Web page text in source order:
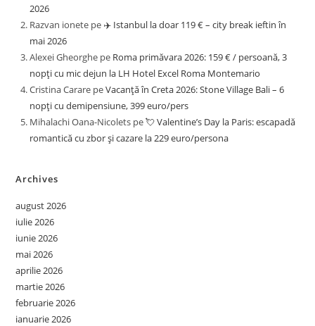
2026
Razvan ionete pe ✈️ Istanbul la doar 119 € – city break ieftin în
mai 2026
Alexei Gheorghe pe Roma primăvara 2026: 159 € / persoană, 3
nopți cu mic dejun la LH Hotel Excel Roma Montemario
Cristina Carare peVacanță în Creta 2026: Stone Village Bali – 6
nopți cu demipensiune, 399 euro/pers
Mihalachi Oana-Nicolets pe💘 Valentine’s Day la Paris: escapadă
romantică cu zbor și cazare la 229 euro/persona
Archives
august 2026
iulie 2026
iunie 2026
mai 2026
aprilie 2026
martie 2026
februarie 2026
ianuarie 2026